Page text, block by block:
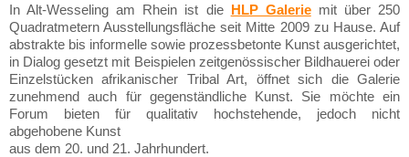
In Alt-Wesseling am Rhein ist die HLP Galeriemit über 250
Quadratmetern Ausstellungsfläche seit Mitte 2009 zu Hause. Auf
abstrakte bis informelle sowie prozessbetonte Kunst ausgerichtet,
in Dialog gesetzt mit Beispielen zeitgenössischer Bildhauerei oder
Einzelstücken afrikanischer Tribal Art, öffnet sich die Galerie
zunehmend auch für gegenständliche Kunst. Sie möchte ein
Forum bieten für qualitativ hochstehende, jedoch nicht
abgehobene Kunst
aus dem 20. und 21. Jahrhundert.